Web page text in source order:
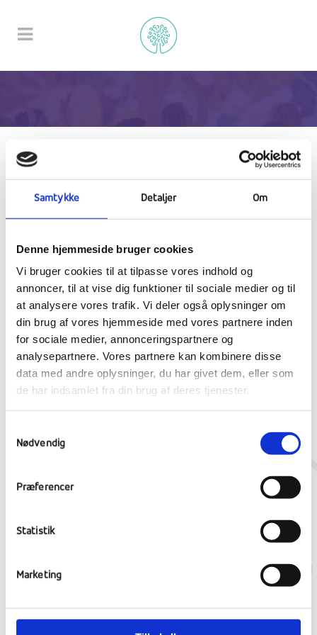
Samtykke Detaljer Om
Denne hjemmeside bruger cookies
Vi bruger cookies til at tilpasse vores indhold og
annoncer, til at vise dig funktioner til sociale medier og til
at analysere vores trafik. Vi deler også oplysninger om
din brug af vores hjemmeside med vores partnere inden
for sociale medier, annonceringspartnere og
analysepartnere. Vores partnere kan kombinere disse
data med andre oplysninger, du har givet dem, eller som
de har indsamlet fra din brug af deres tjenester.
Nødvendig
Præferencer
Statistik
Marketing
Webshop
Ranum Efterskole College
Seminarievej 23, 9681 Ranum
info@ranumefterskole.dk
+45 96664400
Kontakt os
Evaluering
Undervisning
Indholdsplan
Obligatoriske fag
Profilfag
Kulturfag